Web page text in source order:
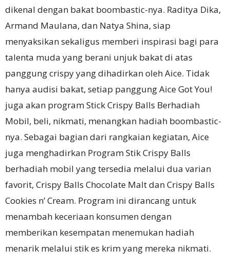
dikenal dengan bakat boombastic-nya. Raditya Dika,
Armand Maulana, dan Natya Shina, siap
menyaksikan sekaligus memberi inspirasi bagi para
talenta muda yang berani unjuk bakat di atas
panggung crispy yang dihadirkan oleh Aice. Tidak
hanya audisi bakat, setiap panggung Aice Got You!
juga akan program Stick Crispy Balls Berhadiah
Mobil, beli, nikmati, menangkan hadiah boombastic-
nya. Sebagai bagian dari rangkaian kegiatan, Aice
juga menghadirkan Program Stik Crispy Balls
berhadiah mobil yang tersedia melalui dua varian
favorit, Crispy Balls Chocolate Malt dan Crispy Balls
Cookies n’ Cream. Program ini dirancang untuk
menambah keceriaan konsumen dengan
memberikan kesempatan menemukan hadiah
menarik melalui stik es krim yang mereka nikmati.